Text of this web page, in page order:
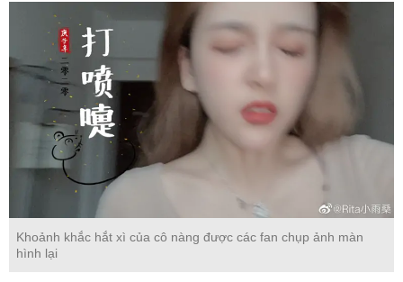
Khoảnh khắc hắt xì của cô nàng được các fan chụp ảnh màn
hình lại